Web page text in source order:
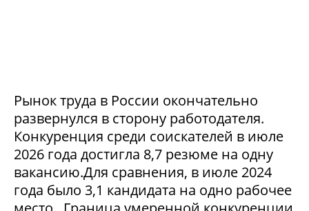
Рынок труда в России окончательно
развернулся в сторону работодателя.
Конкуренция среди соискателей в июле
2026 года достигла 8,7 резюме на одну
вакансию.Для сравнения, в июле 2024
года было 3,1 кандидата на одно рабочее